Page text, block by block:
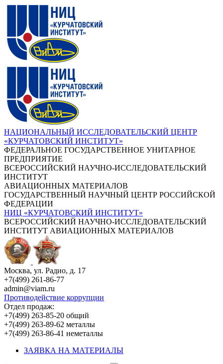
НАЦИОНАЛЬНЫЙ ИССЛЕДОВАТЕЛЬСКИЙ ЦЕНТР
«КУРЧАТОВСКИЙ ИНСТИТУТ»
ФЕДЕРАЛЬНОЕ ГОСУДАРСТВЕННОЕ УНИТАРНОЕ
ПРЕДПРИЯТИЕ
ВСЕРОССИЙСКИЙ НАУЧНО-ИССЛЕДОВАТЕЛЬСКИЙ
ИНСТИТУТ
АВИАЦИОННЫХ МАТЕРИАЛОВ
ГОСУДАРСТВЕННЫЙ НАУЧНЫЙ ЦЕНТР РОССИЙСКОЙ
ФЕДЕРАЦИИ
НИЦ «КУРЧАТОВСКИЙ ИНСТИТУТ»
ВСЕРОССИЙСКИЙ НАУЧНО-ИССЛЕДОВАТЕЛЬСКИЙ
ИНСТИТУТ АВИАЦИОННЫХ МАТЕРИАЛОВ
Москва, ул. Радио, д. 17
+7(499) 261-86-77
admin@viam.ru
Противодействие коррупции
Отдел продаж:
+7(499) 263-85-20 общий
+7(499) 263-89-62 металлы
+7(499) 263-86-41 неметаллы
ЗАЯВКА НА МАТЕРИАЛЫ